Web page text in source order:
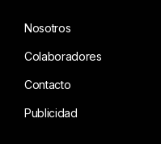
Nosotros
Colaboradores
Contacto
Publicidad